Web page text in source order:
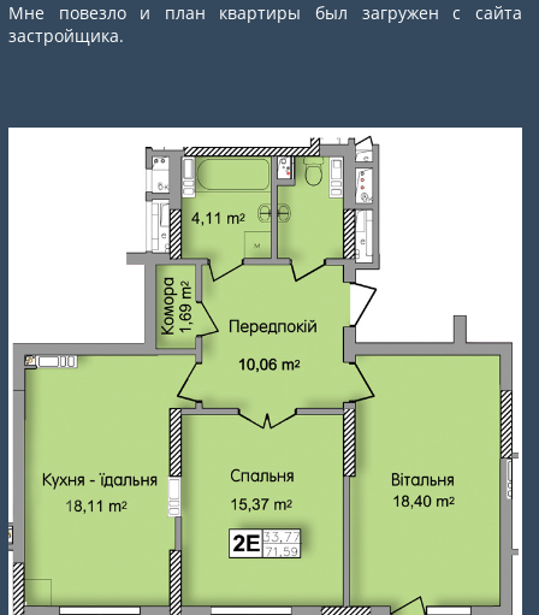
Мне повезло и план квартиры был загружен с сайта
застройщика.